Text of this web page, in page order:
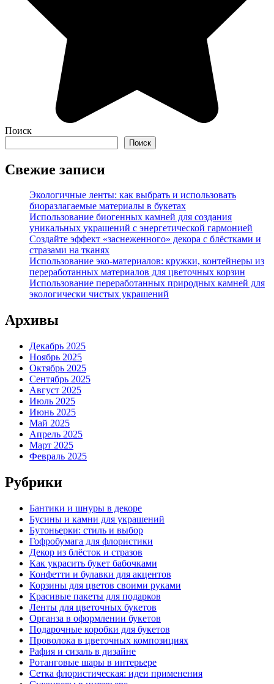
Поиск
Поиск
Свежие записи
Экологичные ленты: как выбрать и использовать
биоразлагаемые материалы в букетах
Использование биогенных камней для создания
уникальных украшений с энергетической гармонией
Создайте эффект «заснеженного» декора с блёстками и
стразами на тканях
Использование эко-материалов: кружки, контейнеры из
переработанных материалов для цветочных корзин
Использование переработанных природных камней для
экологически чистых украшений
Архивы
Декабрь 2025
Ноябрь 2025
Октябрь 2025
Сентябрь 2025
Август 2025
Июль 2025
Июнь 2025
Май 2025
Апрель 2025
Март 2025
Февраль 2025
Рубрики
Бантики и шнуры в декоре
Бусины и камни для украшений
Бутоньерки: стиль и выбор
Гофробумага для флористики
Декор из блёсток и стразов
Как украсить букет бабочками
Конфетти и булавки для акцентов
Корзины для цветов своими руками
Красивые пакеты для подарков
Ленты для цветочных букетов
Органза в оформлении букетов
Подарочные коробки для букетов
Проволока в цветочных композициях
Рафия и сизаль в дизайне
Ротанговые шары в интерьере
Сетка флористическая: идеи применения